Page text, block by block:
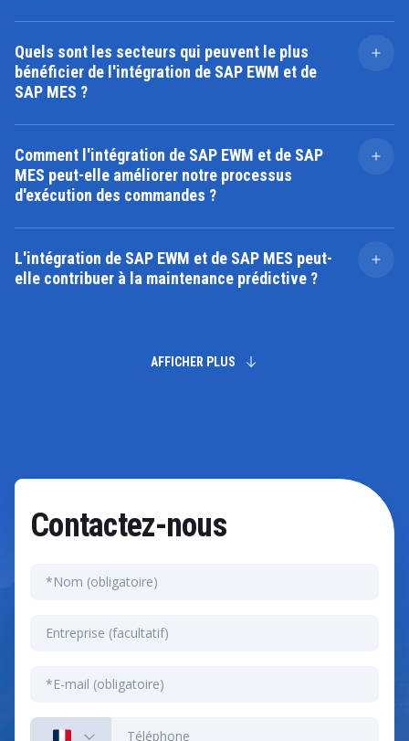
Quels sont les secteurs qui peuvent le plus
bénéficier de l'intégration de SAP EWM et de
SAP MES ?
L'intégration peut profiter à des secteurs comme
de consommation et d'autres, où la synchronisation
des entrepôts et de la production est essentielle.
Comment l'intégration de SAP EWM et de SAP
MES peut-elle améliorer notre processus
d'exécution des commandes ?
En synchronisant la production avec les commandes
livrés à temps et réduit les délais d'exécution, ce qui
accroît la satisfaction des clients.
L'intégration de SAP EWM et de SAP MES peut-
elle contribuer à la maintenance prédictive ?
telles que la maintenance prédictive lorsqu'elle est
AFFICHER PLUS
Contactez-nous